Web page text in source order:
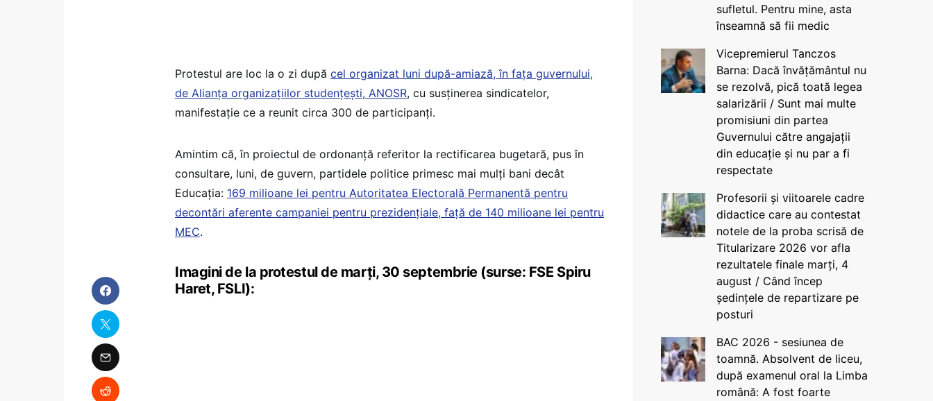
Protestul are loc la o zi după cel organizat luni după-amiază, în fața guvernului,
de Alianța organizațiilor studențești, ANOSR, cu susținerea sindicatelor,
manifestație ce a reunit circa 300 de participanți.
Amintim că, în proiectul de ordonanță referitor la rectificarea bugetară, pus în
consultare, luni, de guvern, partidele politice primesc mai mulți bani decât
Educația: 169 milioane lei pentru Autoritatea Electorală Permanentă pentru
decontări aferente campaniei pentru prezidențiale, față de 140 milioane lei pentru
MEC.
Imagini de la protestul de marți, 30 septembrie (surse: FSE Spiru
Haret, FSLI):
sufletul. Pentru mine, asta
înseamnă să fii medic
Vicepremierul Tanczos
Barna: Dacă învățământul nu
se rezolvă, pică toată legea
salarizării / Sunt mai multe
promisiuni din partea
Guvernului către angajații
din educație și nu par a fi
respectate
Profesorii și viitoarele cadre
didactice care au contestat
notele de la proba scrisă de
Titularizare 2026 vor afla
rezultatele finale marți, 4
august / Când încep
ședințele de repartizare pe
posturi
BAC 2026 - sesiunea de
toamnă. Absolvent de liceu,
după examenul oral la Limba
română: A fost foarte